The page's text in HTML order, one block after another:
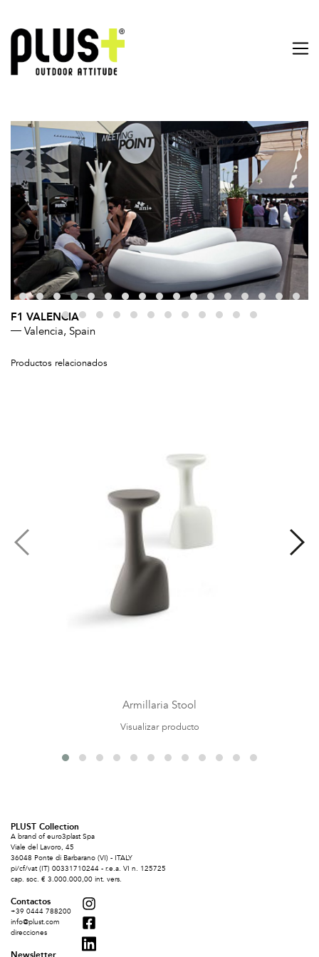
F1 VALENCIA
Valencia, Spain
Productos relacionados
Armillaria Stool
Visualizar producto
PLUST Collection
A brand of euro3plast Spa
Viale del Lavoro, 45
36048 Ponte di Barbarano (VI) - ITALY
pi/cf/vat (IT) 00331710244 - r.e.a. VI n. 125725
cap. soc. € 3.000.000,00 int. vers.
Contactos
+39 0444 788200
info@plust.com
direcciones